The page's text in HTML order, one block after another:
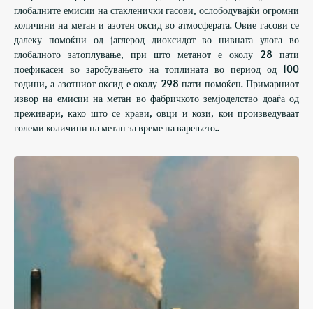
глобалните емисии на стакленички гасови, ослободувајќи огромни
количини на метан и азотен оксид во атмосферата. Овие гасови се
далеку помоќни од јаглерод диоксидот во нивната улога во
глобалното затоплување, при што метанот е околу 28 пати
поефикасен во заробувањето на топлината во период од 100
години, а азотниот оксид е околу 298 пати помоќен. Примарниот
извор на емисии на метан во фабричкото земјоделство доаѓа од
преживари, како што се крави, овци и кози, кои произведуваат
големи количини на метан за време на варењето..